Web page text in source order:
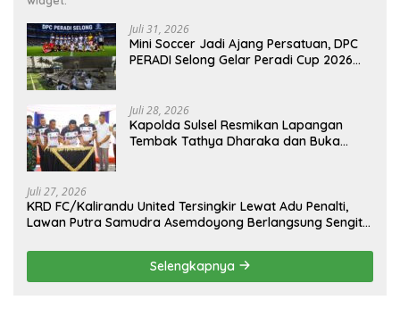
Juli 31, 2026
Mini Soccer Jadi Ajang Persatuan, DPC
PERADI Selong Gelar Peradi Cup 2026
Juli 28, 2026
Kapolda Sulsel Resmikan Lapangan
Tembak Tathya Dharaka dan Buka
Juli 27, 2026
KRD FC/Kalirandu United Tersingkir Lewat Adu Penalti,
Lawan Putra Samudra Asemdoyong Berlangsung Sengit
Selengkapnya